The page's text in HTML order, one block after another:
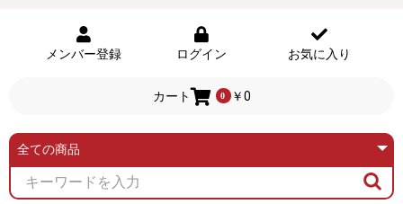
メンバー登録 ログイン お気に入り
カート 0 ￥0